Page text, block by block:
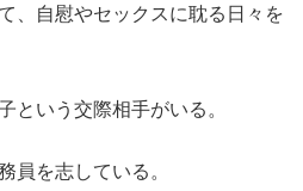
、自慰やセックスに耽る日々を
という交際相手がいる。
員を志している。